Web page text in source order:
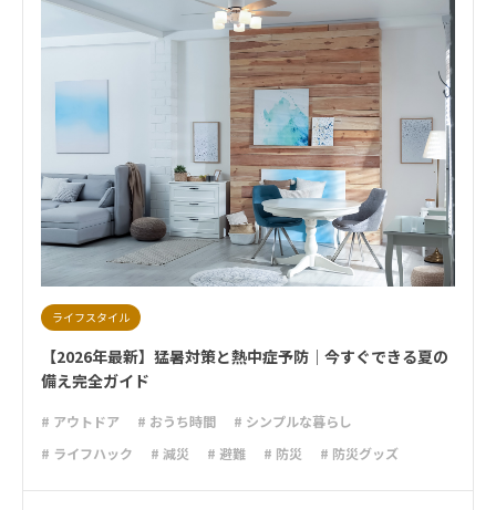
ライフスタイル
【2026年最新】猛暑対策と熱中症予防｜今すぐできる夏の
備え完全ガイド
# アウトドア # おうち時間
# シンプルな暮らし
# ライフハック
# 減災 # 避難 # 防災
# 防災グッズ